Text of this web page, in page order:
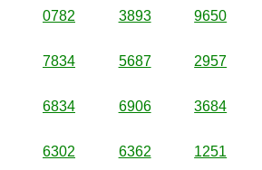
0782 3893 9650
7834 5687 2957
6834 6906 3684
6302 6362 1251